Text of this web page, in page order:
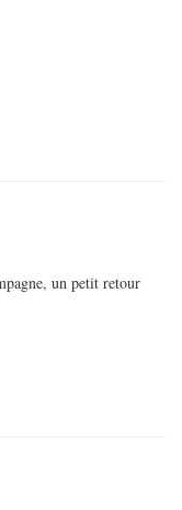
un petit retour